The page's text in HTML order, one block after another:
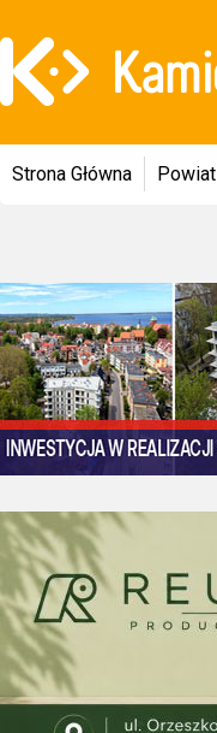
Strona Główna Powiat